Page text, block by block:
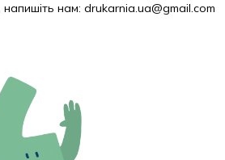
нам: drukarnia.ua@gmail.com